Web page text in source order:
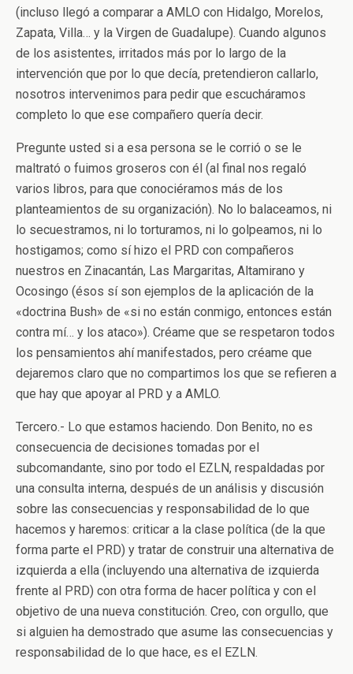
(incluso llegó a comparar a AMLO con Hidalgo, Morelos,
Zapata, Villa… y la Virgen de Guadalupe). Cuando algunos
de los asistentes, irritados más por lo largo de la
intervención que por lo que decía, pretendieron callarlo,
nosotros intervenimos para pedir que escucháramos
completo lo que ese compañero quería decir.
Pregunte usted si a esa persona se le corrió o se le
maltrató o fuimos groseros con él (al final nos regaló
varios libros, para que conociéramos más de los
planteamientos de su organización). No lo balaceamos, ni
lo secuestramos, ni lo torturamos, ni lo golpeamos, ni lo
hostigamos; como sí hizo el PRD con compañeros
nuestros en Zinacantán, Las Margaritas, Altamirano y
Ocosingo (ésos sí son ejemplos de la aplicación de la
«doctrina Bush» de «si no están conmigo, entonces están
contra mí… y los ataco»). Créame que se respetaron todos
los pensamientos ahí manifestados, pero créame que
dejaremos claro que no compartimos los que se refieren a
que hay que apoyar al PRD y a AMLO.
Tercero.- Lo que estamos haciendo. Don Benito, no es
consecuencia de decisiones tomadas por el
subcomandante, sino por todo el EZLN, respaldadas por
una consulta interna, después de un análisis y discusión
sobre las consecuencias y responsabilidad de lo que
hacemos y haremos: criticar a la clase política (de la que
forma parte el PRD) y tratar de construir una alternativa de
izquierda a ella (incluyendo una alternativa de izquierda
frente al PRD) con otra forma de hacer política y con el
objetivo de una nueva constitución. Creo, con orgullo, que
si alguien ha demostrado que asume las consecuencias y
responsabilidad de lo que hace, es el EZLN.